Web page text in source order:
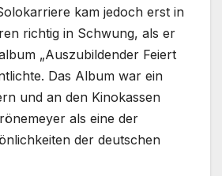
kam jedoch erst in
richtig in Schwung, als er
„Auszubildender Feiert
Das Album war ein
und an den Kinokassen
als eine der
der deutschen